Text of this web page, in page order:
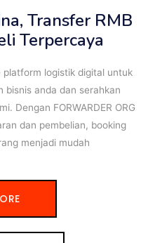
Transfer RMB
Terpercaya
platform logistik digital untuk
bisnis anda dan serahkan
Dengan FORWARDER ORG
dan pembelian, booking
menjadi mudah